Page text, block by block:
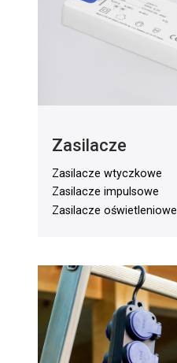
Zasilacze
Zasilacze wtyczkowe
Zasilacze impulsowe
Zasilacze oświetleniowe